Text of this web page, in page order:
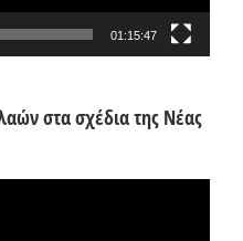
01:15:47
στα σχέδια της Νέας